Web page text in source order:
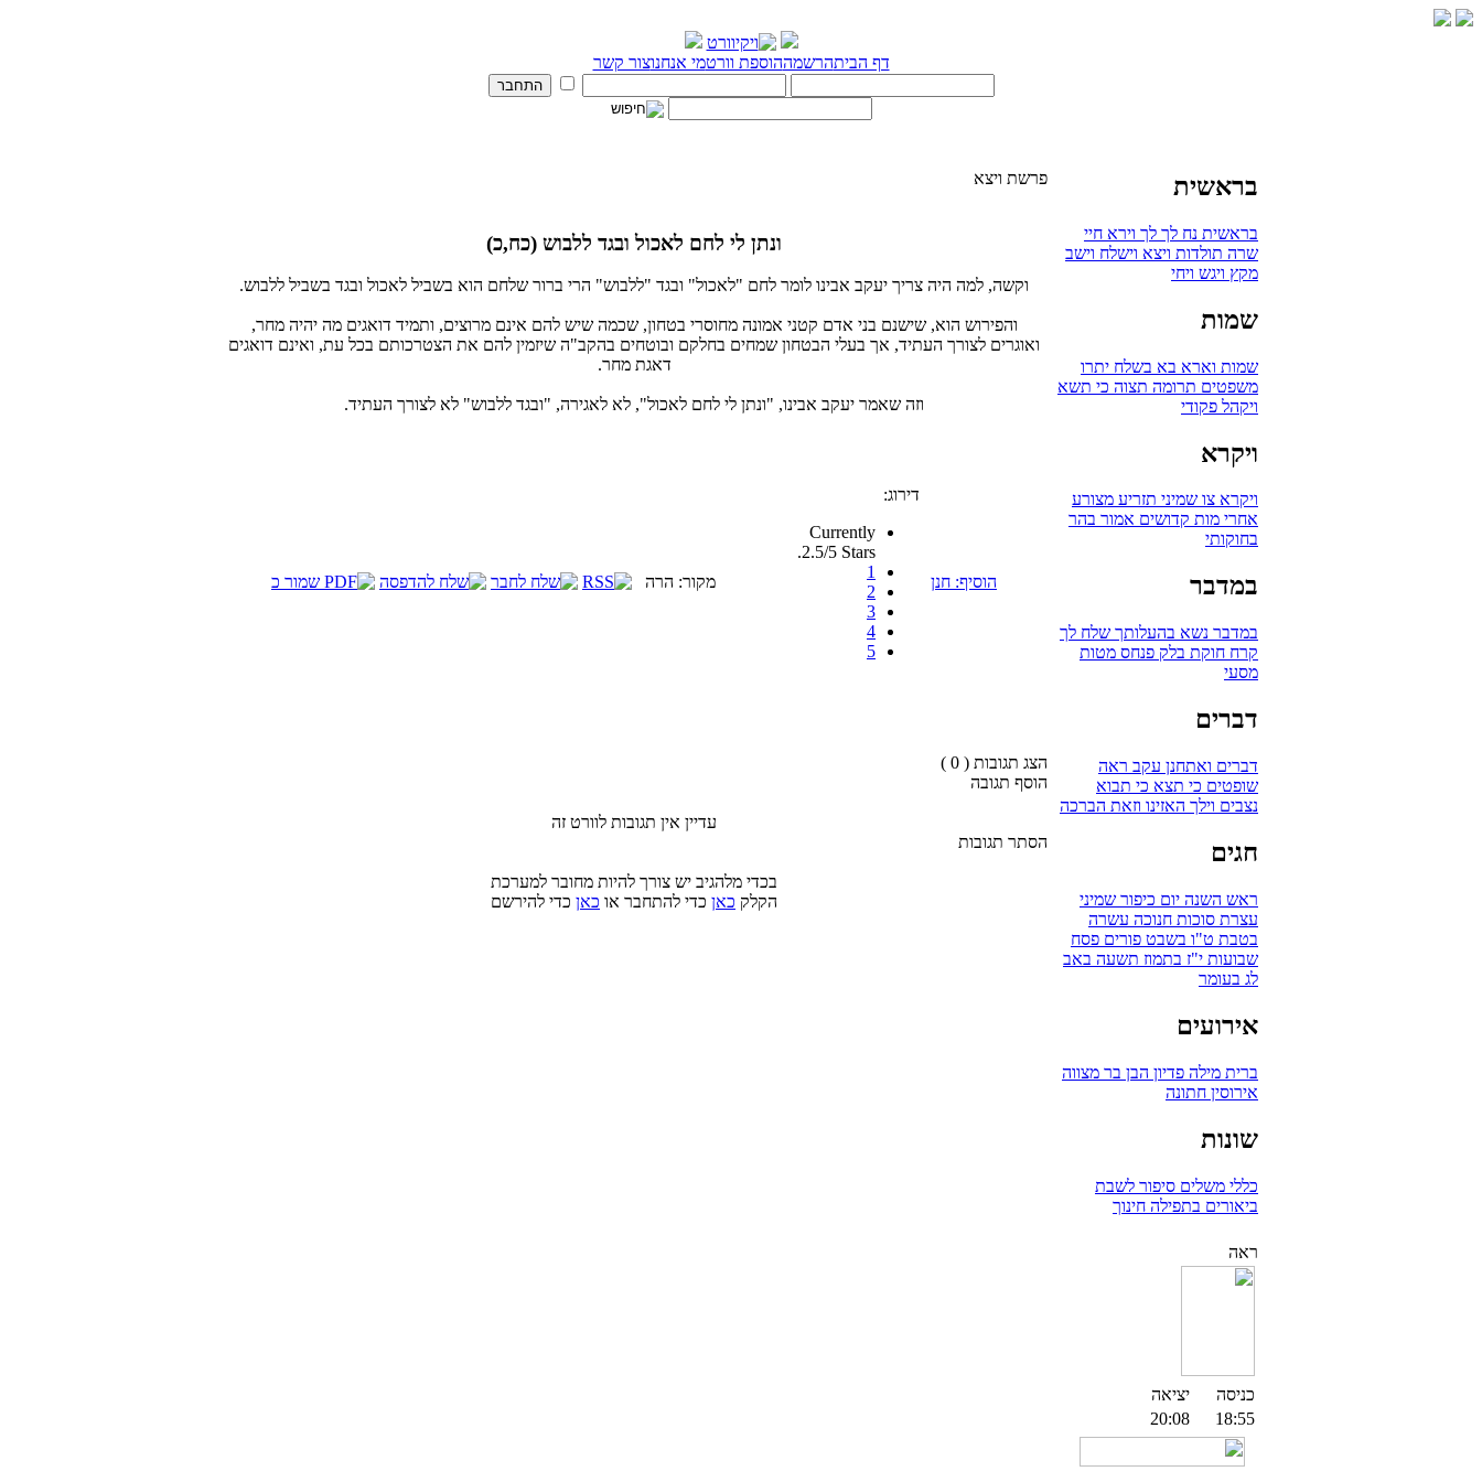
דף הביתהרשמההוספת וורטמי אנחנוצור קשר
בראשית
בראשית נח לך לך וירא חיי
שרה תולדות ויצא וישלח וישב
מקץ ויגש ויחי
שמות
שמות וארא בא בשלח יתרו
משפטים תרומה תצוה כי תשא
ויקהל פקודי
ויקרא
ויקרא צו שמיני תזריע מצורע
אחרי מות קדושים אמור בהר
בחוקותי
במדבר
במדבר נשא בהעלותך שלח לך
קרח חוקת בלק פנחס מטות
מסעי
דברים
דברים ואתחנן עקב ראה
שופטים כי תצא כי תבוא
נצבים וילך האזינו וזאת הברכה
חגים
ראש השנה יום כיפור שמיני
עצרת סוכות חנוכה עשרה
בטבת ט"ו בשבט פורים פסח
שבועות י"ז בתמוז תשעה באב
לג בעומר
אירועים
ברית מילה פדיון הבן בר מצווה
אירוסין חתונה
שונות
כללי משלים סיפור לשבת
ביאורים בתפילה חינוך
ראה
כניסה
יציאה
18:55
20:08
פרשת ויצא
ונתן לי לחם לאכול ובגד ללבוש (כח,כ)
וקשה, למה היה צריך יעקב אבינו לומר לחם "לאכול" ובגד "ללבוש" הרי ברור שלחם הוא בשביל לאכול ובגד בשביל ללבוש.
והפירוש הוא, שישנם בני אדם קטני אמונה מחוסרי בטחון, שכמה שיש להם אינם מרוצים, ותמיד דואגים מה יהיה מחר,
ואוגרים לצורך העתיד, אך בעלי הבטחון שמחים בחלקם ובוטחים בהקב"ה שיזמין להם את הצטרכותם בכל עת, ואינם דואגים
דאגת מחר.
וזה שאמר יעקב אבינו, "ונתן לי לחם לאכול", לא לאגירה, "ובגד ללבוש" לא לצורך העתיד.
הוסיף: חנן
דירוג:
Currently
2.5/5 Stars.
1
2
3
4
5
מקור: הרה
הצג תגובות ( 0 )
הוסף תגובה
עדיין אין תגובות לוורט זה
הסתר תגובות
בכדי מלהגיב יש צורך להיות מחובר למערכת
הקלק כאן כדי להתחבר או כאן כדי להירשם